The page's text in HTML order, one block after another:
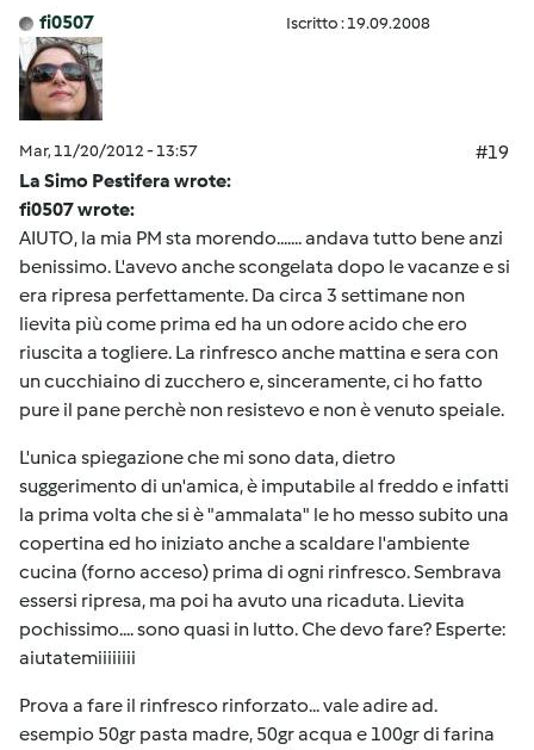
fi0507 Iscritto : 19.09.2008
Mar, 11/20/2012 - 13:57
#19
La Simo Pestifera wrote:
fi0507 wrote:
AIUTO, la mia PM sta morendo....... andava tutto bene anzi
benissimo. L'avevo anche scongelata dopo le vacanze e si
era ripresa perfettamente. Da circa 3 settimane non
lievita più come prima ed ha un odore acido che ero
riuscita a togliere. La rinfresco anche mattina e sera con
un cucchiaino di zucchero e, sinceramente, ci ho fatto
pure il pane perchè non resistevo e non è venuto speiale.
L'unica spiegazione che mi sono data, dietro
suggerimento di un'amica, è imputabile al freddo e infatti
la prima volta che si è "ammalata" le ho messo subito una
copertina ed ho iniziato anche a scaldare l'ambiente
cucina (forno acceso) prima di ogni rinfresco. Sembrava
essersi ripresa, ma poi ha avuto una ricaduta. Lievita
pochissimo.... sono quasi in lutto. Che devo fare? Esperte:
aiutatemiiiiiiii
Prova a fare il rinfresco rinforzato... vale adire ad.
esempio 50gr pasta madre, 50gr acqua e 100gr di farina